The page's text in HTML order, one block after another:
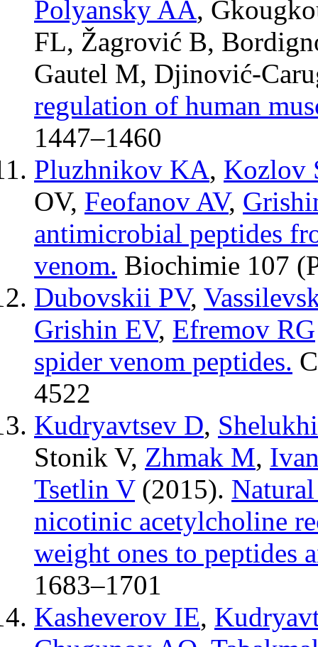
Polyansky AA,
FL, Žagrović B,
Gautel M, Djinović-
regulation of human
1447–1460
Pluzhnikov KA, Kozlov
OV, Feofanov AV,
antimicrobial peptides
venom. Biochimie 107
Dubovskii PV,
Grishin EV, Efremov RG
spider venom peptides.
4522
Kudryavtsev D,
Stonik V, Zhmak M,
Tsetlin V (2015).
nicotinic acetylcholine
weight ones to peptides
1683–1701
Kasheverov IE,